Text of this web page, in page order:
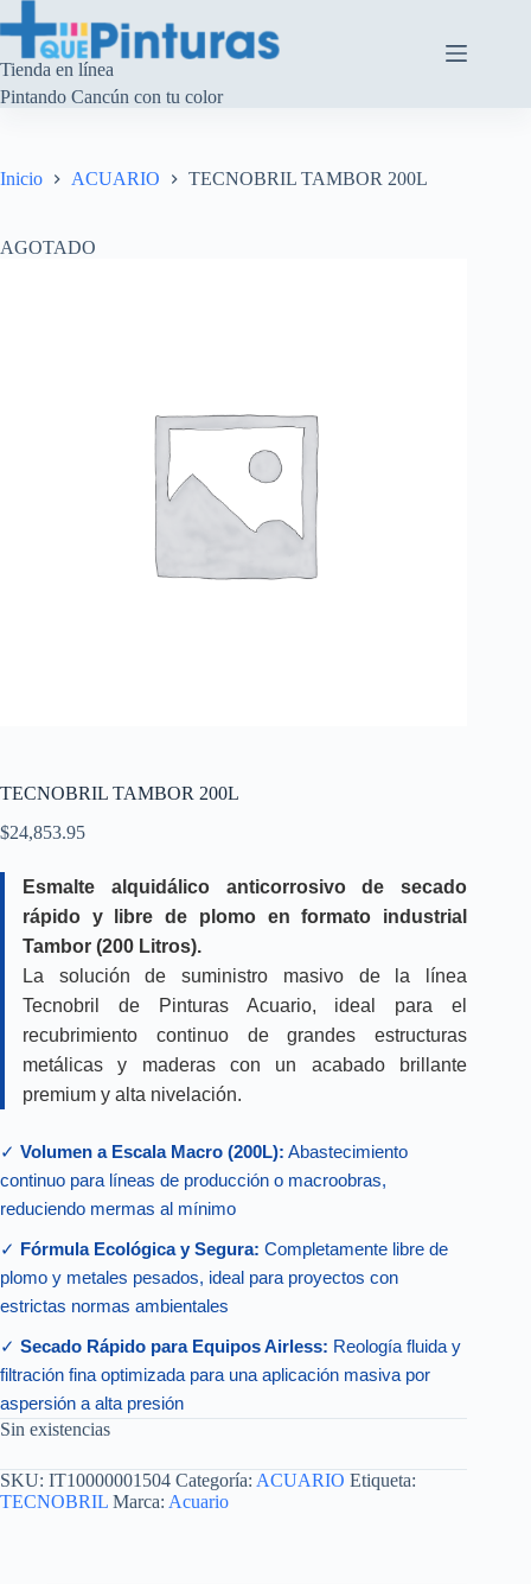
al
contenido
Tienda en línea
Pintando Cancún con tu color
Inicio ACUARIO TECNOBRIL TAMBOR 200L
AGOTADO
TECNOBRIL TAMBOR 200L
$24,853.95
Esmalte alquidálico anticorrosivo de secado
rápido y libre de plomo en formato industrial
Tambor (200 Litros).
La solución de suministro masivo de la línea
Tecnobril de Pinturas Acuario, ideal para el
recubrimiento continuo de grandes estructuras
metálicas y maderas con un acabado brillante
premium y alta nivelación.
✓ Volumen a Escala Macro (200L): Abastecimiento
continuo para líneas de producción o macroobras,
reduciendo mermas al mínimo
✓ Fórmula Ecológica y Segura: Completamente libre de
plomo y metales pesados, ideal para proyectos con
estrictas normas ambientales
✓ Secado Rápido para Equipos Airless: Reología fluida y
filtración fina optimizada para una aplicación masiva por
aspersión a alta presión
Sin existencias
SKU: IT10000001504 Categoría: ACUARIO Etiqueta:
TECNOBRIL Marca: Acuario